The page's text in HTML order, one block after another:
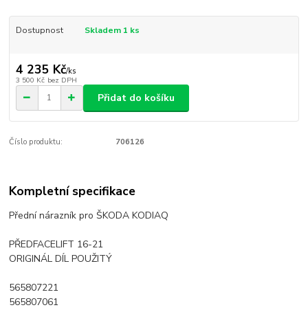
Dostupnost Skladem 1 ks
4 235 Kč/ks
3 500 Kč bez DPH
Přidat do košíku
Číslo produktu: 706126
Kompletní specifikace
Přední nárazník pro ŠKODA KODIAQ
PŘEDFACELIFT 16-21
ORIGINÁL DÍL POUŽITÝ
565807221
565807061